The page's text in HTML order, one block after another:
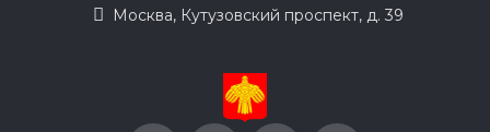
Москва, Кутузовский проспект, д. 39